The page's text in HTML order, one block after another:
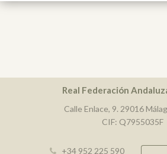
Real Federación
Calle Enlace, 9. 29016
CIF: Q7955035F
+34 952 225 590